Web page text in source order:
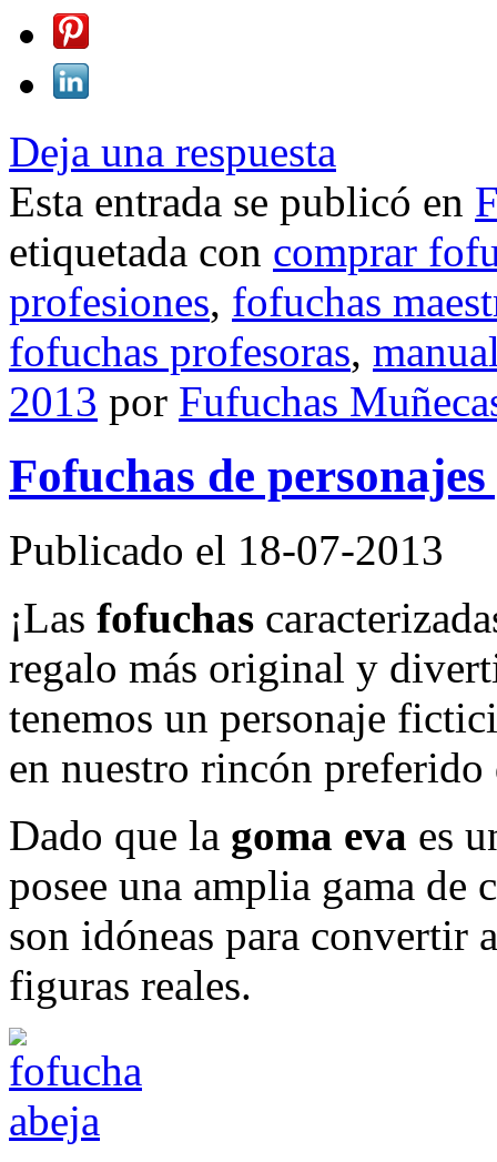
Deja una respuesta
Esta entrada se publicó en
etiquetada con comprar
profesiones, fofuchas
fofuchas profesoras,
2013 por Fufuchas
Fofuchas de
Publicado el 18-07-2013
¡Las fofuchas
regalo más original y
tenemos un personaje
en nuestro rincón preferido
Dado que la goma eva es
posee una amplia gama de
son idóneas para convertir
figuras reales.